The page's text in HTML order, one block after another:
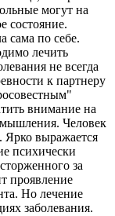
могут на
состояние.
сама по себе.
лечить
не всегда
к партнеру
внимание на
мышления. Человек
Ярко выражается
психически
за
проявление
Но лечение
заболевания.